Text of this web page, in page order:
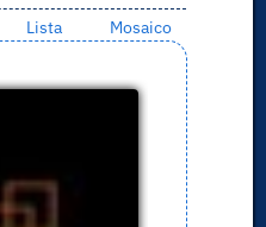
Lista Mosaico